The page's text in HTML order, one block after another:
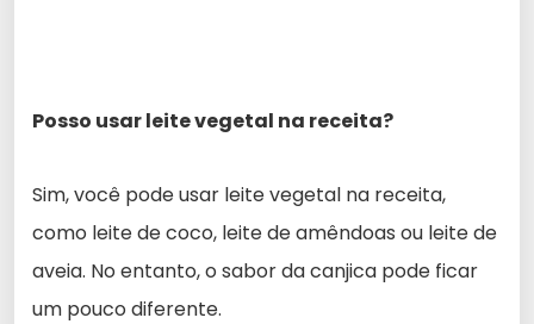
Posso usar leite vegetal na receita?
Sim, você pode usar leite vegetal na receita,
como leite de coco, leite de amêndoas ou leite de
aveia. No entanto, o sabor da canjica pode ficar
um pouco diferente.